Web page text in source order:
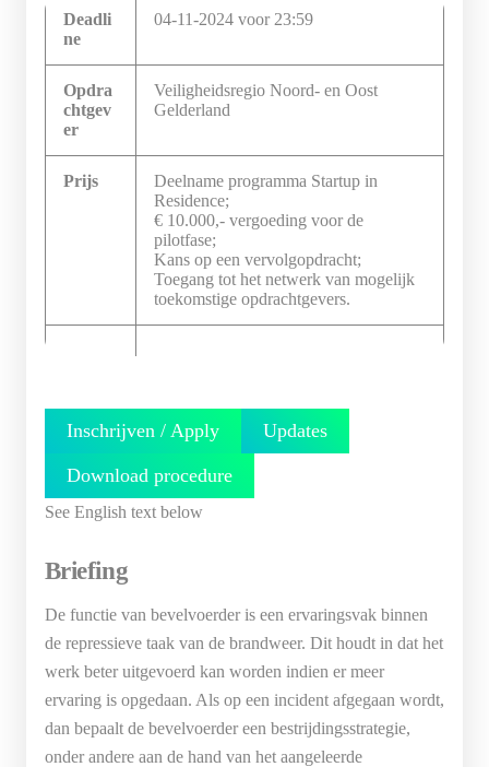
Deadli
ne
04-11-2024 voor 23:59
Opdra
chtgev
er
Veiligheidsregio Noord- en Oost
Gelderland
Prijs
Deelname programma Startup in
Residence;
€ 10.000,- vergoeding voor de
pilotfase;
Kans op een vervolgopdracht;
Toegang tot het netwerk van mogelijk
toekomstige opdrachtgevers.
Inschrijven / Apply Updates
Download procedure
See English text below
Briefing
De functie van bevelvoerder is een ervaringsvak binnen
de repressieve taak van de brandweer. Dit houdt in dat het
werk beter uitgevoerd kan worden indien er meer
ervaring is opgedaan. Als op een incident afgegaan wordt,
dan bepaalt de bevelvoerder een bestrijdingsstrategie,
onder andere aan de hand van het aangeleerde